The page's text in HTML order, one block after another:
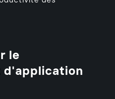
le
d'application